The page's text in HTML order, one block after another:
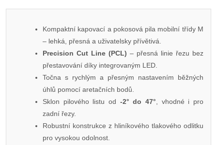
Kompaktní kapovací a pokosová pila mobilní třídy M
– lehká, přesná a uživatelsky přívětivá.
Precision Cut Line (PCL) – přesná linie řezu bez
přestavování díky integrovaným LED.
Točna s rychlým a přesným nastavením běžných
úhlů pomocí aretačních bodů.
Sklon pilového listu od -2° do 47° , vhodné i pro
zadní řezy.
Robustní konstrukce z hliníkového tlakového odlitku
pro vysokou odolnost.